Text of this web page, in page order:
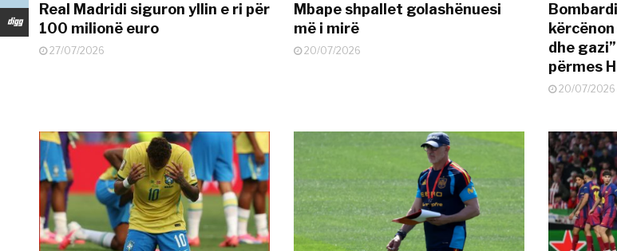
Real Madridi siguron yllin e ri për
100 milionë euro
27/07/2026
Mbape shpallet golashënuesi
më i mirë
20/07/2026
dhe
përmes
20/07/2026